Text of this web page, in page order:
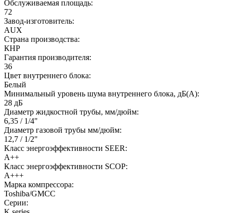
Обслуживаемая площадь:
72
Завод-изготовитель:
AUX
Страна производства:
КНР
Гарантия производителя:
36
Цвет внутреннего блока:
Белый
Минимальный уровень шума внутреннего блока, дБ(А):
28 дБ
Диаметр жидкостной трубы, мм/дюйм:
6,35 / 1/4"
Диаметр газовой трубы мм/дюйм:
12,7 / 1/2"
Класс энергоэффективности SEER:
A++
Класс энергоэффективности SCOP:
A+++
Марка компрессора:
Toshiba/GMCC
Серии: